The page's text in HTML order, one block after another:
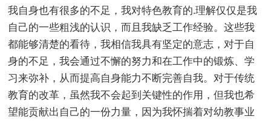
我自身也有很多的不足，我对特色教育的.理解仅仅是我
自己的一些粗浅的认识，而且我缺乏工作经验。这些我
都能够清楚的看待，我相信我具有坚定的意志，对于自
身的不足，我会通过不懈的努力和在工作中的锻炼、学
习来弥补，从而提高自身能力不断完善自我。对于传统
教育的改革，虽然我不会起到关键性的作用，但我也希
望能贡献出自己的一份力量，因为我怀揣着对幼教事业